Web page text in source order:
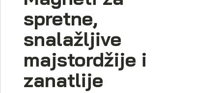
spretne,
snalažljive
majstordžije i
zanatlije